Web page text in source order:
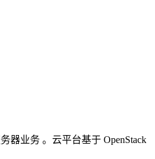
器业务 。云平台基于 OpenStack